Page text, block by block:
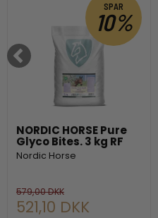
SPAR
10%
NORDIC HORSE Pure
Glyco Bites. 3 kg RF
Nordic Horse
579,00 DKK
521,10 DKK